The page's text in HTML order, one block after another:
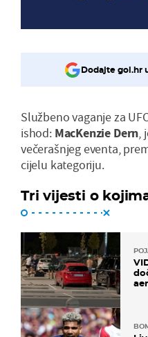
Dodajte gol.hr
Službeno vaganje za
ishod: MacKenzie Dern,
večerašnjeg eventa,
cijelu kategoriju.
Tri vijesti o